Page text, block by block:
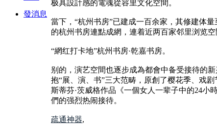
發消息
极具設計感的電魂從容里文化空間。
當下，“杭州书房”已建成一百余家，其修建体
的杭州书房連點成網，連着近两百家邻里浏览
“網红打卡地”杭州书房·乾嘉书房。
别的，演艺空間也逐步成為都會中备受接待的
抱“展、演、书”三大范畴，原創了樱花季、戏
斯蒂芬·茨威格作品《一個女人一辈子中的24
們的强烈热闹接待。
疏通神器,